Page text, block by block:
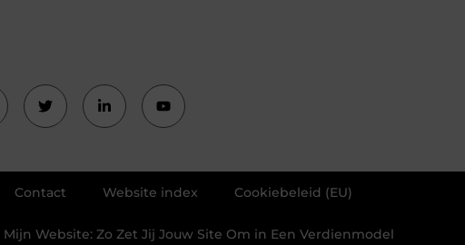
Contact Website index Cookiebeleid (EU)
Website: Zo Zet Jij Jouw Site Om in Een Verdienmodel